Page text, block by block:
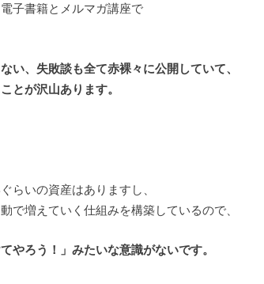
子書籍とメルマガ講座で
い、失敗談も全て赤裸々に公開していて、
とが沢山あります。
らいの資産はありますし、
で増えていく仕組みを構築しているので、
やろう！」みたいな意識がないです。